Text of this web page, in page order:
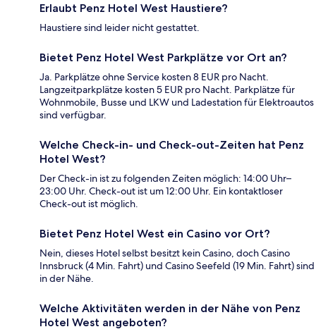
Erlaubt Penz Hotel West Haustiere?
Haustiere sind leider nicht gestattet.
Bietet Penz Hotel West Parkplätze vor Ort an?
Ja. Parkplätze ohne Service kosten 8 EUR pro Nacht.
Langzeitparkplätze kosten 5 EUR pro Nacht. Parkplätze für
Wohnmobile, Busse und LKW und Ladestation für Elektroautos
sind verfügbar.
Welche Check-in- und Check-out-Zeiten hat Penz
Hotel West?
Der Check-in ist zu folgenden Zeiten möglich: 14:00 Uhr–
23:00 Uhr. Check-out ist um 12:00 Uhr. Ein kontaktloser
Check-out ist möglich.
Bietet Penz Hotel West ein Casino vor Ort?
Nein, dieses Hotel selbst besitzt kein Casino, doch Casino
Innsbruck (4 Min. Fahrt) und Casino Seefeld (19 Min. Fahrt) sind
in der Nähe.
Welche Aktivitäten werden in der Nähe von Penz
Hotel West angeboten?